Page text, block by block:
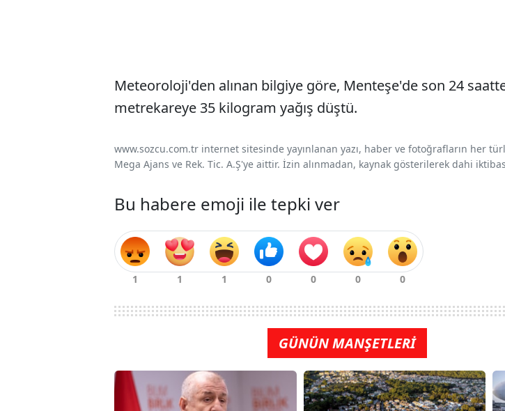
Meteoroloji'den alınan bilgiye göre, Menteşe'de son 24
metrekareye 35 kilogram yağış düştü.
www.sozcu.com.tr internet sitesinde yayınlanan yazı, haber ve fotoğrafların her
Mega Ajans ve Rek. Tic. A.Ş'ye aittir. İzin alınmadan, kaynak gösterilerek dahi
Bu habere emoji ile tepki ver
GÜNÜN MANŞETLERİ